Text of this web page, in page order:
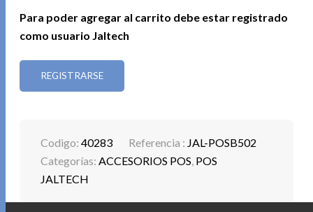
Optimiza tu etiquetado portátil con mayor espacio de
Para poder agregar al carrito debe estar registrado
como usuario Jaltech
REGISTRARSE
Codigo:40283 Referencia : JAL-POSB502
Categorías:ACCESORIOS POS, POS
JALTECH